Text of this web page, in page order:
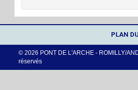
PLAN
© 2026 PONT DE L'ARCHE - ROMILLY/
réservés